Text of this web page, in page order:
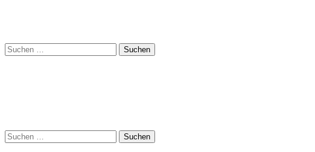
Suchen
nach:
Suchen
nach: